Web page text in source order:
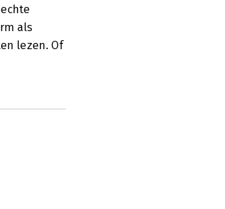
als
lezen. Of